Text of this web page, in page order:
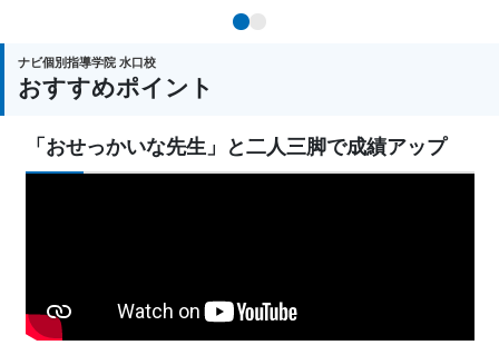
ナビ個別指導学院 水口校
おすすめポイント
「おせっかいな先生」と二人三脚で成績アップ